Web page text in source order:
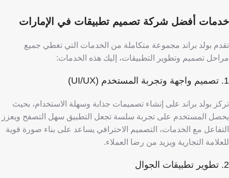
خدمات أفضل شركة تصميم تطبيقات في الإمارات
​​تقدم بولد براند مجموعة متكاملة من الخدمات التي تغطي جميع
مراحل تصميم وتطوير التطبيقات، إليك هذه الخدمات:
1. تصميم واجهة وتجربة المستخدم (UI/UX)
تركز بولد براند على إنشاء تصميمات جذابة وسهلة الاستخدام، بحيث
يحصل المستخدم على تجربة سلسة تجعل التطبيق سهل التصفح ويعزز
التفاعل مع الخدمات،
التصميم الاحترافي يساعد على بناء صورة قوية
للعلامة التجارية ويزيد من رضا العملاء.
2. تطوير تطبيقات الجوال